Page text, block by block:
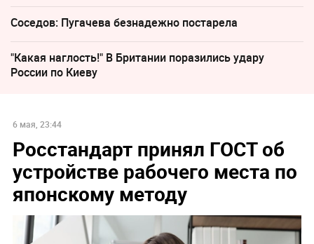
Соседов: Пугачева безнадежно постарела
"Какая наглость!" В Британии поразились удару
России по Киеву
6 мая, 23:44
Росстандарт принял ГОСТ об
устройстве рабочего места по
японскому методу